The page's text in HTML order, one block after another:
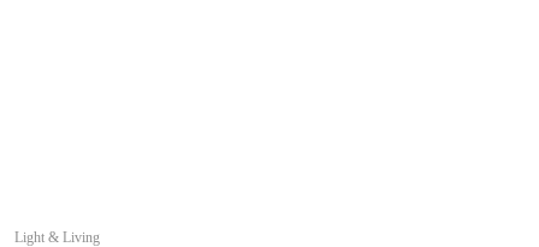
Light & Living